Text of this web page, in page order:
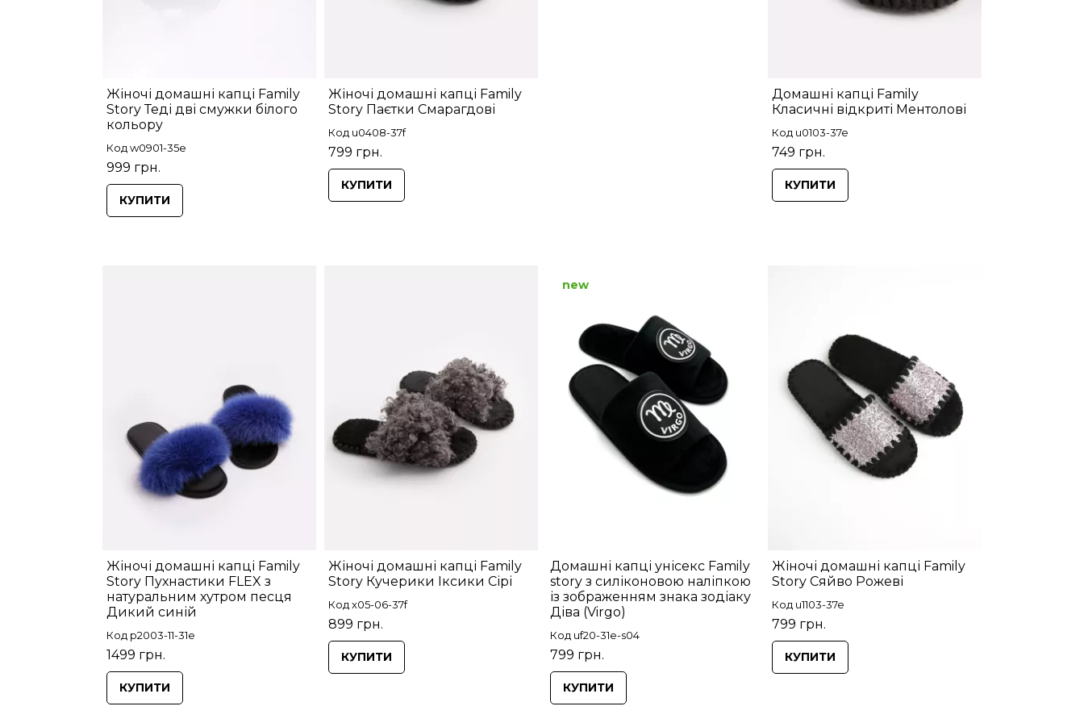
Жіночі домашні капці Family
Story Теді дві смужки білого
кольору
Код w0901-35e
999 грн.
КУПИТИ
Жіночі домашні капці Family
Story Паєтки Смарагдові
Код u0408-37f
799 грн.
КУПИТИ
Домашні капці Family
Класичні відкриті Ментолові
Код u0103-37e
749 грн.
КУПИТИ
Жіночі домашні капці Family
Story Пухнастики FLEX з
натуральним хутром песця
Дикий синій
Код p2003-11-31e
1499 грн.
КУПИТИ
Жіночі домашні капці Family
Story Кучерики Іксики Сірі
Код x05-06-37f
899 грн.
КУПИТИ
Домашні капці унісекс Family
story з силіконовою наліпкою
із зображенням знака зодіаку
Діва (Virgo)
Код uf20-31e-s04
799 грн.
new
КУПИТИ
Жіночі домашні капці Family
Story Сяйво Рожеві
Код u1103-37e
799 грн.
КУПИТИ